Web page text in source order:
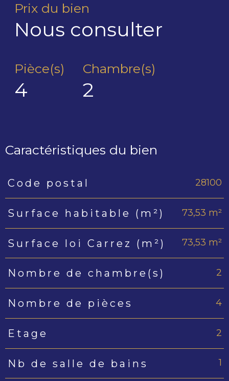
Prix du bien
Nous consulter
Pièce(s)
4
Chambre(s)
2
Caractéristiques du bien
Caractéristiques
Code postal 28100
Surface habitable (m²) 73,53 m²
Surface loi Carrez (m²) 73,53 m²
Nombre de chambre(s) 2
Nombre de pièces 4
Etage 2
Nb de salle de bains 1